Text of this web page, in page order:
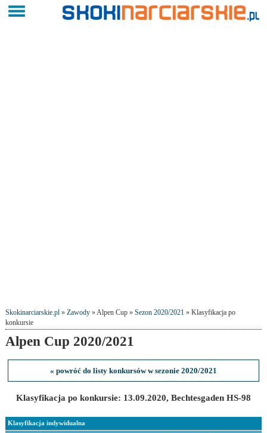
Skokinarciarskie.pl» Zawody» Alpen Cup » Sezon 2020/2021» Klasyfikacja po
konkursie
Alpen Cup 2020/2021
« powróć do listy konkursów w sezonie 2020/2021
Klasyfikacja po konkursie: 13.09.2020, Bechtesgaden HS-98
Klasyfikacja indywidualna